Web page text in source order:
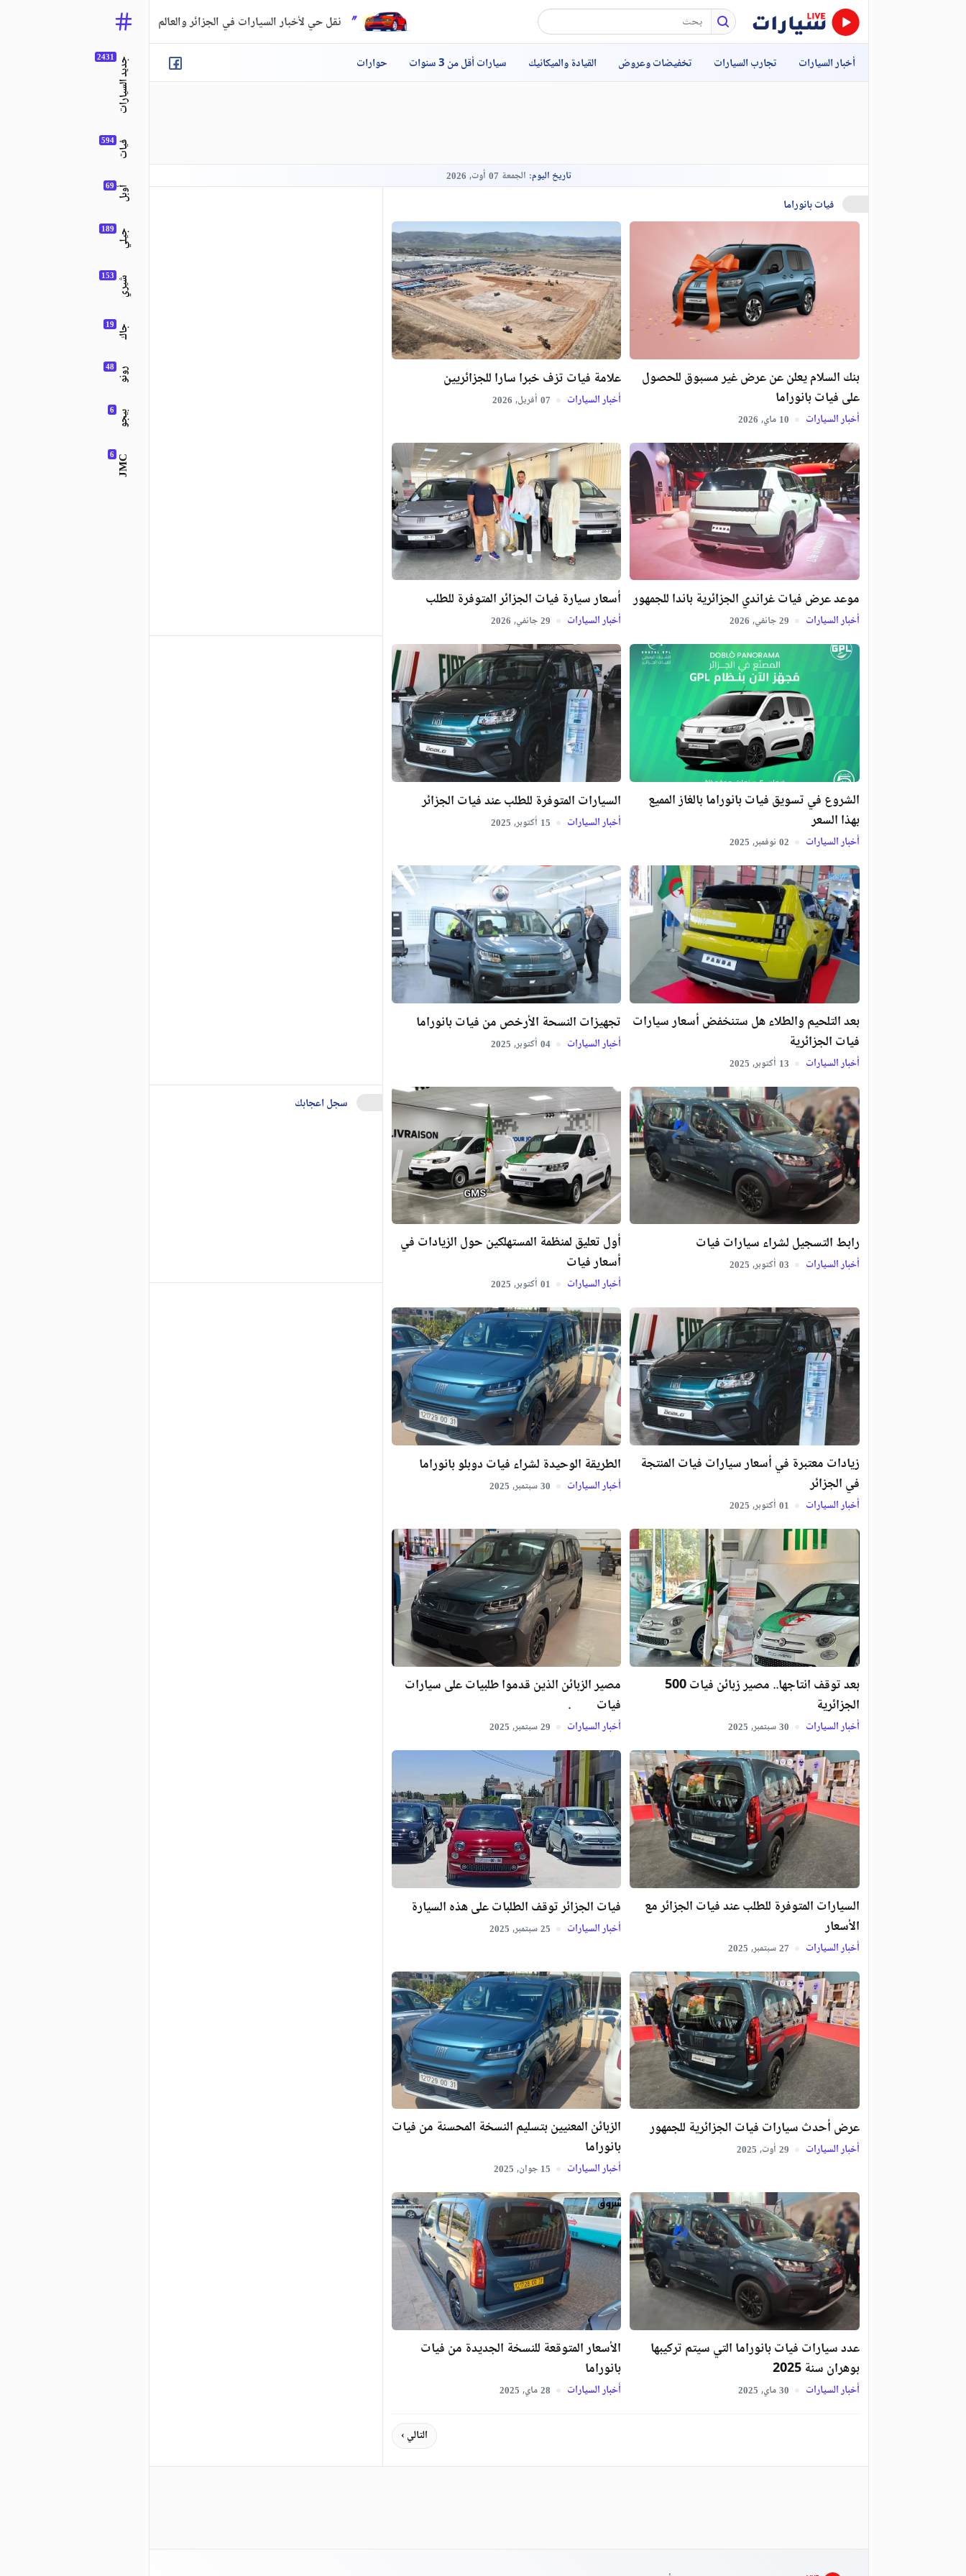
نقل حي لأخبار السيارات في الجزائر والعالم
أخبار السيارات تجارب السيارات تخفيضات وعروض القيادة والميكانيك سيارات أقل من 3 سنوات حوارات
تاريخ اليوم: الجمعة 07 أوت, 2026
فيات بانوراما
بنك السلام يعلن عن عرض غير مسبوق للحصول
على فيات بانوراما
أخبار السيارات 10 ماي, 2026
علامة فيات تزف خبرا سارا للجزائريين
أخبار السيارات 07 أفريل, 2026
موعد عرض فيات غراندي الجزائرية باندا للجمهور
أخبار السيارات 29 جانفي, 2026
أسعار سيارة فيات الجزائر المتوفرة للطلب
أخبار السيارات 29 جانفي, 2026
الشروع في تسويق فيات بانوراما بالغاز المميع
بهذا السعر
أخبار السيارات 02 نوفمبر, 2025
السيارات المتوفرة للطلب عند فيات الجزائر
أخبار السيارات 15 أكتوبر, 2025
بعد التلحيم والطلاء هل ستنخفض أسعار سيارات
فيات الجزائرية
أخبار السيارات 13 أكتوبر, 2025
تجهيزات النسحة الأرخص من فيات بانوراما
أخبار السيارات 04 أكتوبر, 2025
رابط التسجيل لشراء سيارات فيات
أخبار السيارات 03 أكتوبر, 2025
أول تعليق لمنظمة المستهلكين حول الزيادات في
أسعار فيات
أخبار السيارات 01 أكتوبر, 2025
زيادات معتبرة في أسعار سيارات فيات المنتجة
في الجزائر
أخبار السيارات 01 أكتوبر, 2025
الطريقة الوحيدة لشراء فيات دوبلو بانوراما
أخبار السيارات 30 سبتمبر, 2025
بعد توقف انتاجها.. مصير زبائن فيات 500
الجزائرية
أخبار السيارات 30 سبتمبر, 2025
مصير الزبائن الذين قدموا طلبيات على سيارات
فيات .
أخبار السيارات 29 سبتمبر, 2025
السيارات المتوفرة للطلب عند فيات الجزائر مع
الأسعار
أخبار السيارات 27 سبتمبر, 2025
فيات الجزائر توقف الطلبات على هذه السيارة
أخبار السيارات 25 سبتمبر, 2025
عرض أحدث سيارات فيات الجزائرية للجمهور
أخبار السيارات 29 أوت, 2025
الزبائن المعنيين بتسليم النسخة المحسنة من فيات
بانوراما
أخبار السيارات 15 جوان, 2025
عدد سيارات فيات بانوراما التي سيتم تركيبها
بوهران سنة 2025
أخبار السيارات 30 ماي, 2025
الأسعار المتوقعة للنسخة الجديدة من فيات
بانوراما
أخبار السيارات 28 ماي, 2025
التالي ›
سجل اعجابك
جديد السيارات
فيات
أوبل
جيلي
شيري
جاك
رونو
بيجو
JMC